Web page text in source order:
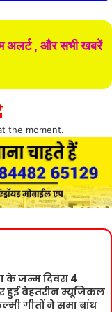
अलर्ट , और सभी खबरें
the moment.
के जन्म दिवस 4
हुई बेहतरीन म्यूजिकल
गीतों ने समा बांध